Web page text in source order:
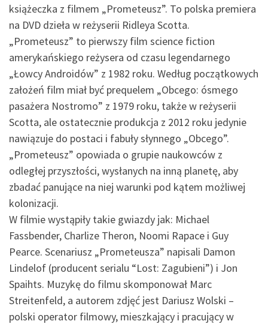
książeczka z filmem „Prometeusz”. To polska premiera
na DVD dzieła w reżyserii Ridleya Scotta.
„Prometeusz” to pierwszy film science fiction
amerykańskiego reżysera od czasu legendarnego
„Łowcy Androidów” z 1982 roku. Według początkowych
założeń film miał być prequelem „Obcego: ósmego
pasażera Nostromo” z 1979 roku, także w reżyserii
Scotta, ale ostatecznie produkcja z 2012 roku jedynie
nawiązuje do postaci i fabuły słynnego „Obcego”.
„Prometeusz” opowiada o grupie naukowców z
odległej przyszłości, wysłanych na inną planetę, aby
zbadać panujące na niej warunki pod kątem możliwej
kolonizacji.
W filmie wystąpiły takie gwiazdy jak: Michael
Fassbender, Charlize Theron, Noomi Rapace i Guy
Pearce. Scenariusz „Prometeusza” napisali Damon
Lindelof (producent serialu “Lost: Zagubieni”) i Jon
Spaihts. Muzykę do filmu skomponował Marc
Streitenfeld, a autorem zdjęć jest Dariusz Wolski –
polski operator filmowy, mieszkający i pracujący w